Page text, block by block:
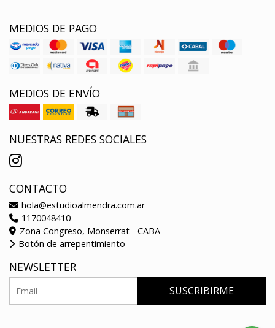
MEDIOS DE PAGO
MEDIOS DE ENVÍO
NUESTRAS REDES SOCIALES
CONTACTO
hola@estudioalmendra.com.ar
1170048410
Zona Congreso, Monserrat - CABA -
Botón de arrepentimiento
NEWSLETTER
SUSCRIBIRME